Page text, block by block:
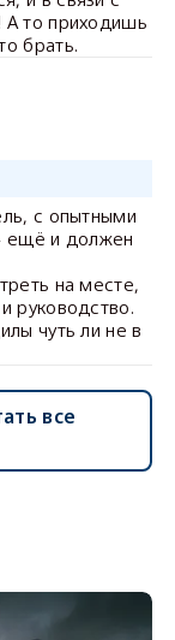
А то приходишь
брать.
с опытными
ещё и должен
на месте,
руководство.
чуть ли не в
все